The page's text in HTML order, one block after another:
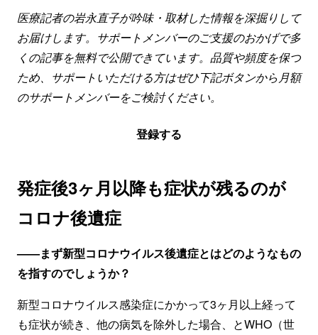
医療記者の岩永直子が吟味・取材した情報を深掘りして
お届けします。サポートメンバーのご支援のおかげで多
くの記事を無料で公開できています。品質や頻度を保つ
ため、サポートいただける方はぜひ下記ボタンから月額
のサポートメンバーをご検討ください。
登録する
発症後3ヶ月以降も症状が残るのが
コロナ後遺症
——まず新型コロナウイルス後遺症とはどのようなもの
を指すのでしょうか？
新型コロナウイルス感染症にかかって3ヶ月以上経って
も症状が続き、他の病気を除外した場合、とWHO（世